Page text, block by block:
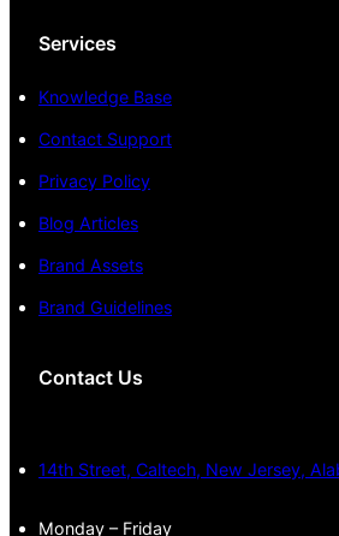
Services
Knowledge Base
Contact Support
Privacy Policy
Blog Articles
Brand Assets
Brand Guidelines
Contact Us
14th Street, Caltech, New Jersey,
Monday – Friday